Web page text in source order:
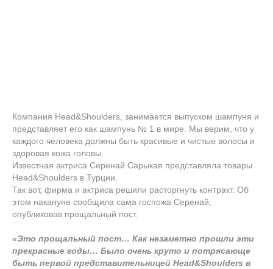
Компания Head&Shoulders, занимается выпуском шампуня и
представляет его как шампунь № 1 в мире. Мы верим, что у
каждого человека должны быть красивые и чистые волосы и
здоровая кожа головы.
Известная актриса Серенай Сарыкая представляла товары
Head&Shoulders в Турции.
Так вот, фирма и актриса решили расторгнуть контракт. Об
этом накануне сообщила сама госпожа Серенай,
опубликовав прощальный пост.
«Это прощальный пост… Как незаметно прошли эти
прекрасные годы… Было очень круто и потрясающе
быть первой представительницей Head&Shoulders в